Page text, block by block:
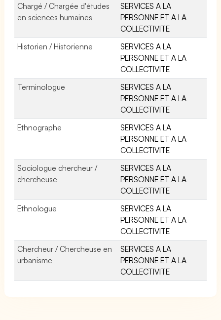
Chargé / Chargée d'études
en sciences humaines
SERVICES A LA
PERSONNE ET A LA
COLLECTIVITE
Historien / Historienne
SERVICES A LA
PERSONNE ET A LA
COLLECTIVITE
Terminologue
SERVICES A LA
PERSONNE ET A LA
COLLECTIVITE
Ethnographe
SERVICES A LA
PERSONNE ET A LA
COLLECTIVITE
Sociologue chercheur /
chercheuse
SERVICES A LA
PERSONNE ET A LA
COLLECTIVITE
Ethnologue
SERVICES A LA
PERSONNE ET A LA
COLLECTIVITE
Chercheur / Chercheuse en
urbanisme
SERVICES A LA
PERSONNE ET A LA
COLLECTIVITE